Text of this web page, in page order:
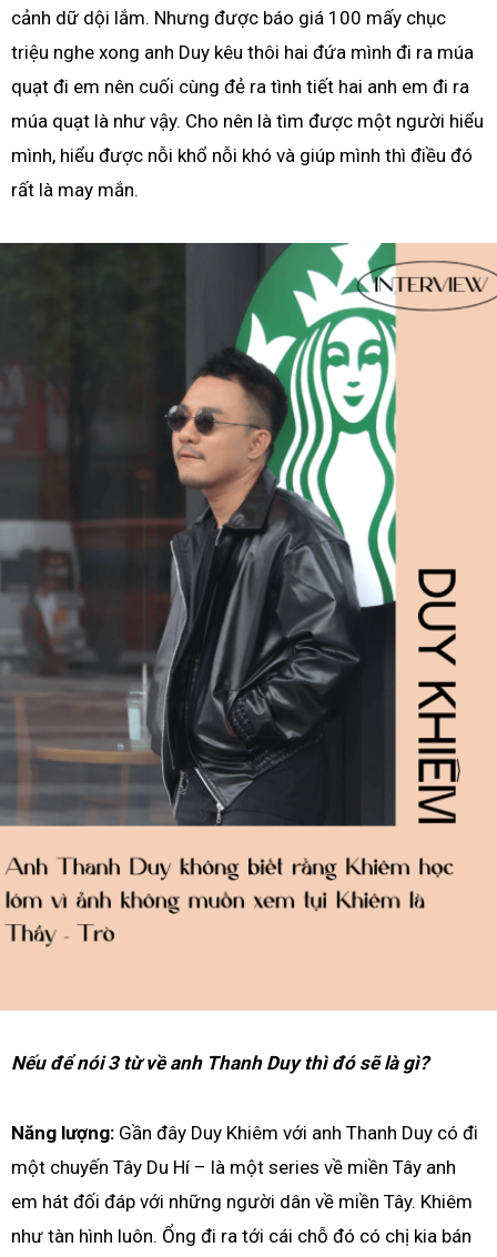
cảnh dữ dội lắm. Nhưng được báo giá 100 mấy chục
triệu nghe xong anh Duy kêu thôi hai đứa mình đi ra múa
quạt đi em nên cuối cùng đẻ ra tình tiết hai anh em đi ra
múa quạt là như vậy. Cho nên là tìm được một người hiểu
mình, hiểu được nỗi khổ nỗi khó và giúp mình thì điều đó
rất là may mắn.
Nếu để nói 3 từ về anh Thanh Duy thì đó sẽ là gì?
Năng lượng: Gần đây Duy Khiêm với anh Thanh Duy có đi
một chuyến Tây Du Hí – là một series về miền Tây anh
em hát đối đáp với những người dân về miền Tây. Khiêm
như tàn hình luôn. Ổng đi ra tới cái chỗ đó có chị kia bán